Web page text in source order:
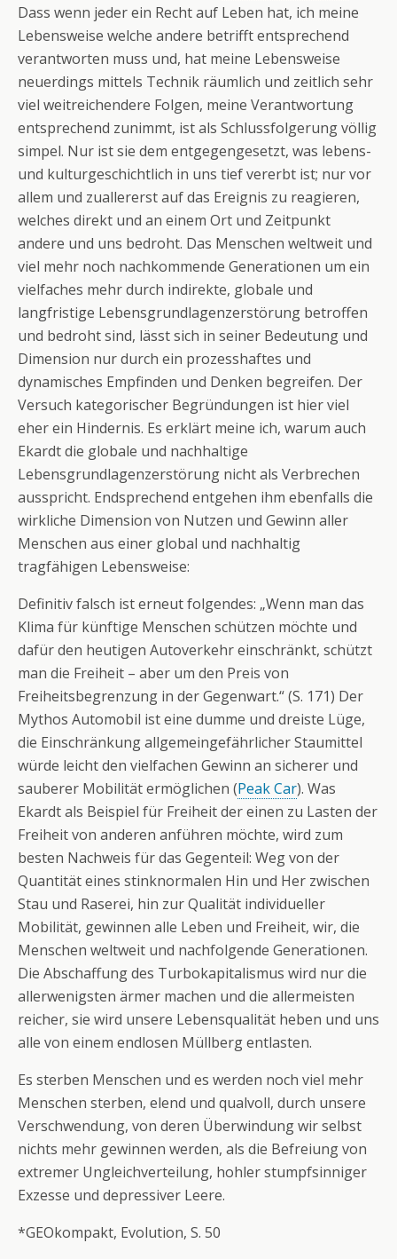
Dass wenn jeder ein Recht auf Leben hat, ich meine
Lebensweise welche andere betrifft entsprechend
verantworten muss und, hat meine Lebensweise
neuerdings mittels Technik räumlich und zeitlich sehr
viel weitreichendere Folgen, meine Verantwortung
entsprechend zunimmt, ist als Schlussfolgerung völlig
simpel. Nur ist sie dem entgegengesetzt, was lebens-
und kulturgeschichtlich in uns tief vererbt ist; nur vor
allem und zuallererst auf das Ereignis zu reagieren,
welches direkt und an einem Ort und Zeitpunkt
andere und uns bedroht. Das Menschen weltweit und
viel mehr noch nachkommende Generationen um ein
vielfaches mehr durch indirekte, globale und
langfristige Lebensgrundlagenzerstörung betroffen
und bedroht sind, lässt sich in seiner Bedeutung und
Dimension nur durch ein prozesshaftes und
dynamisches Empfinden und Denken begreifen. Der
Versuch kategorischer Begründungen ist hier viel
eher ein Hindernis. Es erklärt meine ich, warum auch
Ekardt die globale und nachhaltige
Lebensgrundlagenzerstörung nicht als Verbrechen
ausspricht. Endsprechend entgehen ihm ebenfalls die
wirkliche Dimension von Nutzen und Gewinn aller
Menschen aus einer global und nachhaltig
tragfähigen Lebensweise:
Definitiv falsch ist erneut folgendes: „Wenn man das
Klima für künftige Menschen schützen möchte und
dafür den heutigen Autoverkehr einschränkt, schützt
man die Freiheit – aber um den Preis von
Freiheitsbegrenzung in der Gegenwart.“ (S. 171) Der
Mythos Automobil ist eine dumme und dreiste Lüge,
die Einschränkung allgemeingefährlicher Staumittel
würde leicht den vielfachen Gewinn an sicherer und
sauberer Mobilität ermöglichen (Peak Car). Was
Ekardt als Beispiel für Freiheit der einen zu Lasten der
Freiheit von anderen anführen möchte, wird zum
besten Nachweis für das Gegenteil: Weg von der
Quantität eines stinknormalen Hin und Her zwischen
Stau und Raserei, hin zur Qualität individueller
Mobilität, gewinnen alle Leben und Freiheit, wir, die
Menschen weltweit und nachfolgende Generationen.
Die Abschaffung des Turbokapitalismus wird nur die
allerwenigsten ärmer machen und die allermeisten
reicher, sie wird unsere Lebensqualität heben und uns
alle von einem endlosen Müllberg entlasten.
Es sterben Menschen und es werden noch viel mehr
Menschen sterben, elend und qualvoll, durch unsere
Verschwendung, von deren Überwindung wir selbst
nichts mehr gewinnen werden, als die Befreiung von
extremer Ungleichverteilung, hohler stumpfsinniger
Exzesse und depressiver Leere.
*GEOkompakt, Evolution, S. 50